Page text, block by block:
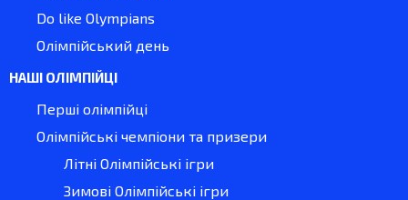
Do like Olympians
Олімпійський день
НАШІ ОЛІМПІЙЦІ
Перші олімпійці
Олімпійські чемпіони та призери
Літні Олімпійські ігри
Зимові Олімпійські ігри